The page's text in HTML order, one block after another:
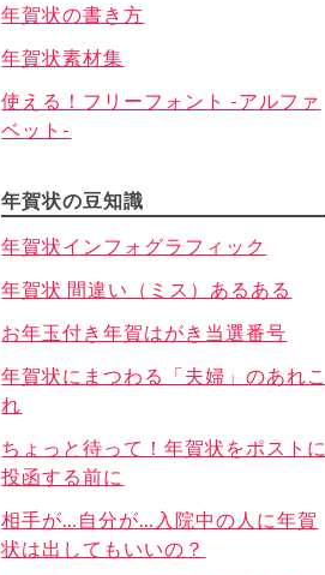
年賀状の書き方
年賀状素材集
使える！フリーフォント -アルファ
ベット-
年賀状の豆知識
年賀状インフォグラフィック
年賀状 間違い（ミス）あるある
お年玉付き年賀はがき当選番号
年賀状にまつわる「夫婦」のあれこ
れ
ちょっと待って！年賀状をポストに
投函する前に
相手が…自分が…入院中の人に年賀
状は出してもいいの？